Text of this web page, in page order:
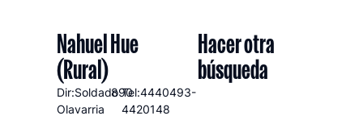
Nahuel Hue
(Rural)
Dir:Soldado
Olavarria
890Tel:4440493-
4420148
Hacer otra
búsqueda